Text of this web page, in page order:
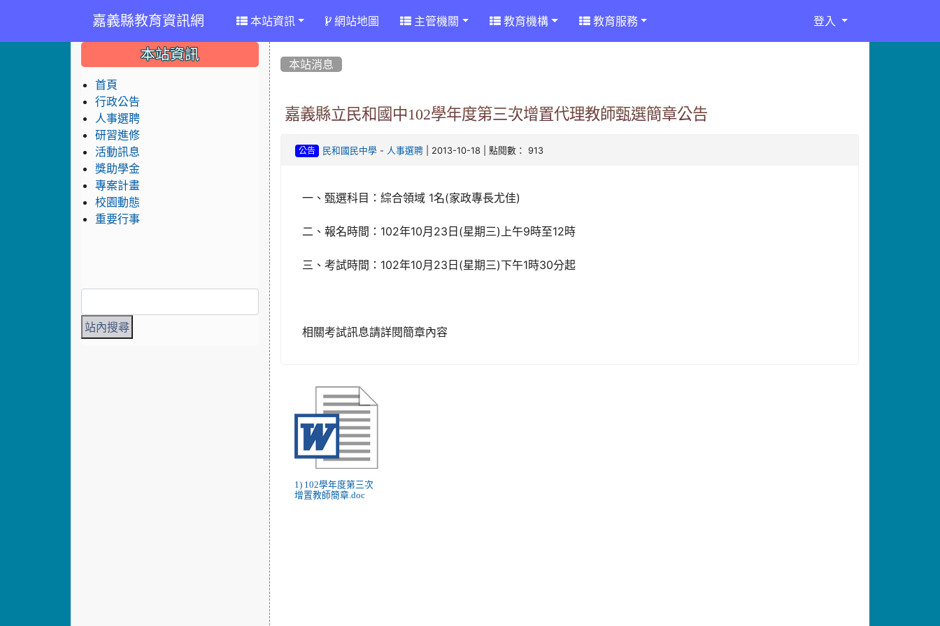
嘉義縣教育資訊網 本站資訊 網站地圖 主管機關 教育機構 教育服務 登入
本站消息
嘉義縣立民和國中102學年度第三次增置代理教師甄選簡章公告
公告 民和國民中學 - 人事選聘 | 2013-10-18 | 點閱數： 913
一、甄選科目：綜合領域 1名(家政專長尤佳)
二、報名時間：102年10月23日(星期三)上午9時至12時
三、考試時間：102年10月23日(星期三)下午1時30分起
相關考試訊息請詳閱簡章內容
1) 102學年度第三次
增置教師簡章.doc
::: 本站資訊
首頁
行政公告
人事選聘
研習進修
活動訊息
獎助學金
專案計畫
校園動態
重要行事